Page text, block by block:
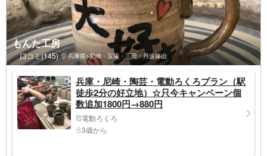
もんた工房
口コミ(145) 兵庫県>尼崎・宝塚・三田・丹波篠山
兵庫・尼崎・陶芸・電動ろくろプラン（駅
徒歩2分の好立地）☆只今キャンペーン個
数追加1800円→880円
電動ろくろ
3歳から